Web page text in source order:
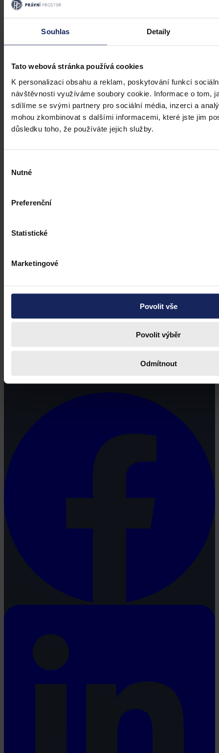
Souhlas Detaily
Tato webová stránka používá cookies
K personalizaci obsahu a reklam, poskytování funkcí
návštěvnosti využíváme soubory cookie. Informace o tom,
sdílíme se svými partnery pro sociální média, inzerci a
mohou zkombinovat s dalšími informacemi, které jste jim
důsledku toho, že používáte jejich služby.
souhlasu
Nutné
Preferenční
Statistické
Marketingové
Povolit vše
Povolit výběr
Odmítnout
Úkladná vražda a některé další činy by
úmyslným usmrcením by se mohly zařadit mezi nepromlčitelné. Jde
teroristickým útokem a terorem, za něž hrozí až výjimečný trest.
ČTK • 3. srpna 2026, 10:04
Právní portál, jehož cílovou skupinou jsou nejenom právní
potřebují právní informace.